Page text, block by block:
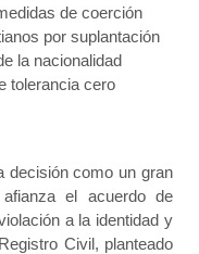
de coerción
por suplantación
la nacionalidad
tolerancia cero
decisión como un gran
el acuerdo de
a la identidad y
Civil, planteado